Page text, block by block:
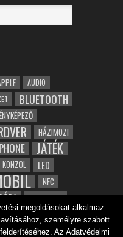
AUDIO
BLUETOOTH
HÁZIMOZI
JÁTÉK
KONZOL LED
NFC
OUTDOOR
TABLET
ZENE ZÖLD
megoldásokat alkalmaz
személyre szabott
Az Adatvédelmi